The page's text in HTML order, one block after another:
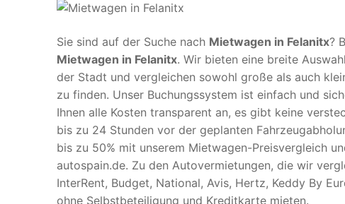
Sie sind auf der Suche nach Mietwagen in Felanitx?
Mietwagen in Felanitx. Wir bieten eine breite
der Stadt und vergleichen sowohl große als auch
zu finden. Unser Buchungssystem ist einfach und
Ihnen alle Kosten transparent an, es gibt keine
bis zu 24 Stunden vor der geplanten
bis zu 50% mit unserem Mietwagen-Preisvergleich
autospain.de. Zu den Autovermietungen, die wir
InterRent, Budget, National, Avis, Hertz, Keddy By
ohne Selbstbeteiligung und Kreditkarte mieten.